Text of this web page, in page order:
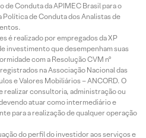
de Conduta da APIMEC Brasil para o
Política de Conduta dos Analistas de
é realizado por empregados da XP
investimento que desempenham suas
com a Resolução CVM nº
na Associação Nacional das
e Valores Mobiliários – ANCORD. O
realizar consultoria, administração ou
atuar como intermediário e
para a realização de qualquer operação
do perfil do investidor aos serviços e